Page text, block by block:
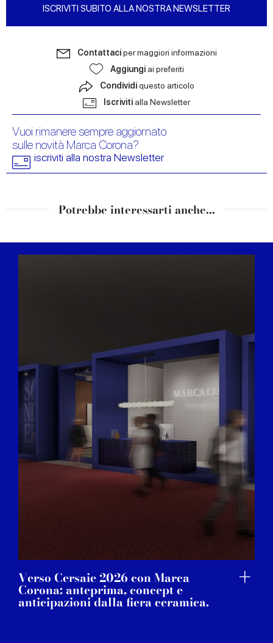
ISCRIVITI SUBITO ALLA NOSTRA NEWSLETTER
Contattaciper maggiori informazioni
Aggiungi ai preferiti
Condividiquesto articolo
Iscriviti alla Newsletter
Vuoi rimanere sempre aggiornato
sulle novità Marca Corona?
iscriviti alla nostra Newsletter
Potrebbe interessarti anche...
Verso Cersaie 2026 con Marca
Corona: anteprima, concept e
anticipazioni dalla fiera ceramica.